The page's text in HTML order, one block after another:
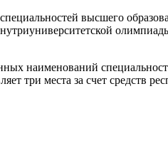
высшего
наименований
три места за счет средств